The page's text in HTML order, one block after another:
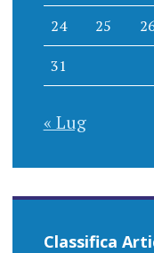
24 25
31
« Lug
Classifica